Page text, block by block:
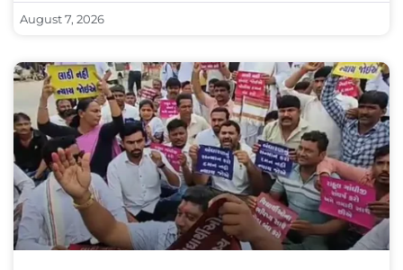
August 7, 2026